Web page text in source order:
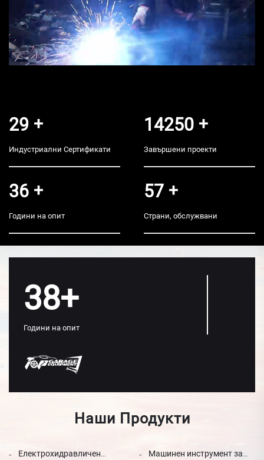
30 +
Индустриални Сертификати
15000 +
Завършени проекти
38 +
Години на опит
60 +
Страни, обслужвани
38+
Години на опит
Наши Продукти
Електрохидравличен
Машинен инструмент за